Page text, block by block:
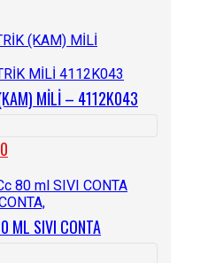
MİLİ – 4112K043
fiyat:
₺ 1.640,00.
ML SIVI CONTA